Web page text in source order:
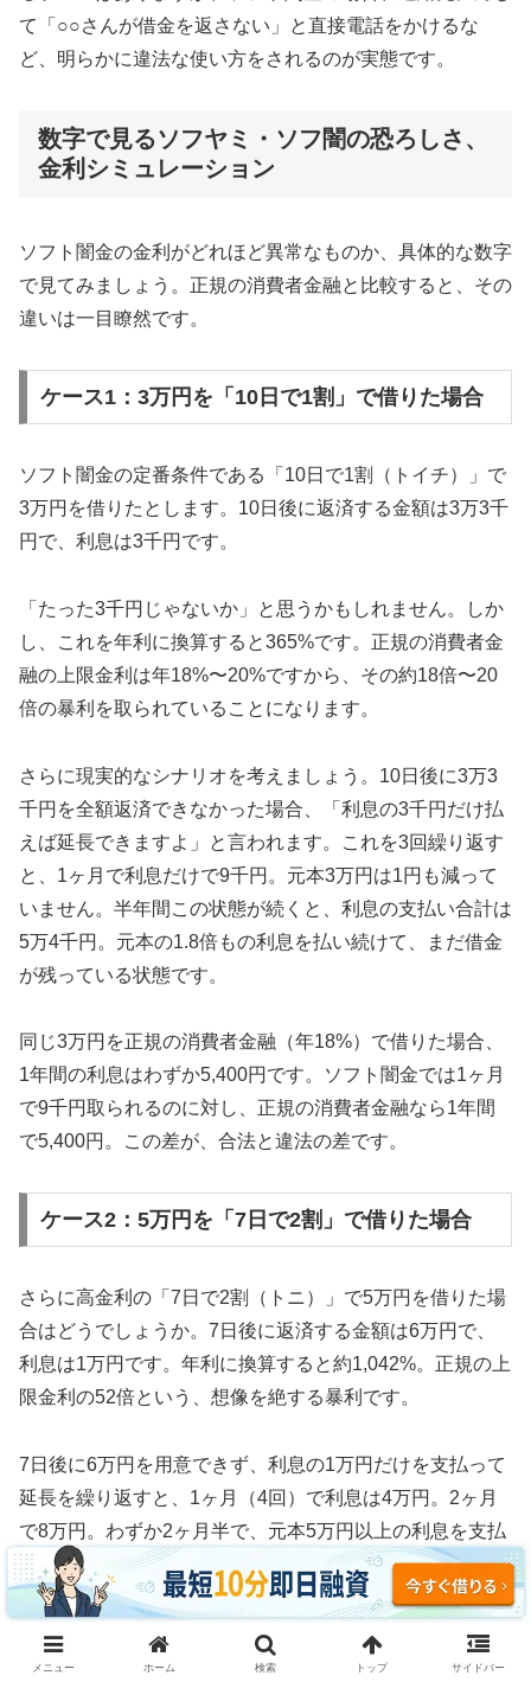
て「○○さんが借金を返さない」と直接電話をかけるな
ど、明らかに違法な使い方をされるのが実態です。
数字で見るソフヤミ・ソフ闇の恐ろしさ、
金利シミュレーション
ソフト闇金の金利がどれほど異常なものか、具体的な数字
で見てみましょう。正規の消費者金融と比較すると、その
違いは一目瞭然です。
ケース1：3万円を「10日で1割」で借りた場合
ソフト闇金の定番条件である「10日で1割（トイチ）」で
3万円を借りたとします。10日後に返済する金額は3万3千
円で、利息は3千円です。
「たった3千円じゃないか」と思うかもしれません。しか
し、これを年利に換算すると365%です。正規の消費者金
融の上限金利は年18%〜20%ですから、その約18倍〜20
倍の暴利を取られていることになります。
さらに現実的なシナリオを考えましょう。10日後に3万3
千円を全額返済できなかった場合、「利息の3千円だけ払
えば延長できますよ」と言われます。これを3回繰り返す
と、1ヶ月で利息だけで9千円。元本3万円は1円も減って
いません。半年間この状態が続くと、利息の支払い合計は
5万4千円。元本の1.8倍もの利息を払い続けて、まだ借金
が残っている状態です。
同じ3万円を正規の消費者金融（年18%）で借りた場合、
1年間の利息はわずか5,400円です。ソフト闇金では1ヶ月
で9千円取られるのに対し、正規の消費者金融なら1年間
で5,400円。この差が、合法と違法の差です。
ケース2：5万円を「7日で2割」で借りた場合
さらに高金利の「7日で2割（トニ）」で5万円を借りた場
合はどうでしょうか。7日後に返済する金額は6万円で、
利息は1万円です。年利に換算すると約1,042%。正規の上
限金利の52倍という、想像を絶する暴利です。
7日後に6万円を用意できず、利息の1万円だけを支払って
延長を繰り返すと、1ヶ月（4回）で利息は4万円。2ヶ月
で8万円。わずか2ヶ月半で、元本5万円以上の利息を支払
う計算になります。
3ヶ月続けた場合、利息の支払い総額は約12万円。元本5
万円の2.4倍の利息を取られ、それでも借金は減っていま
メニュー ホーム 検索 トップ サイドバー